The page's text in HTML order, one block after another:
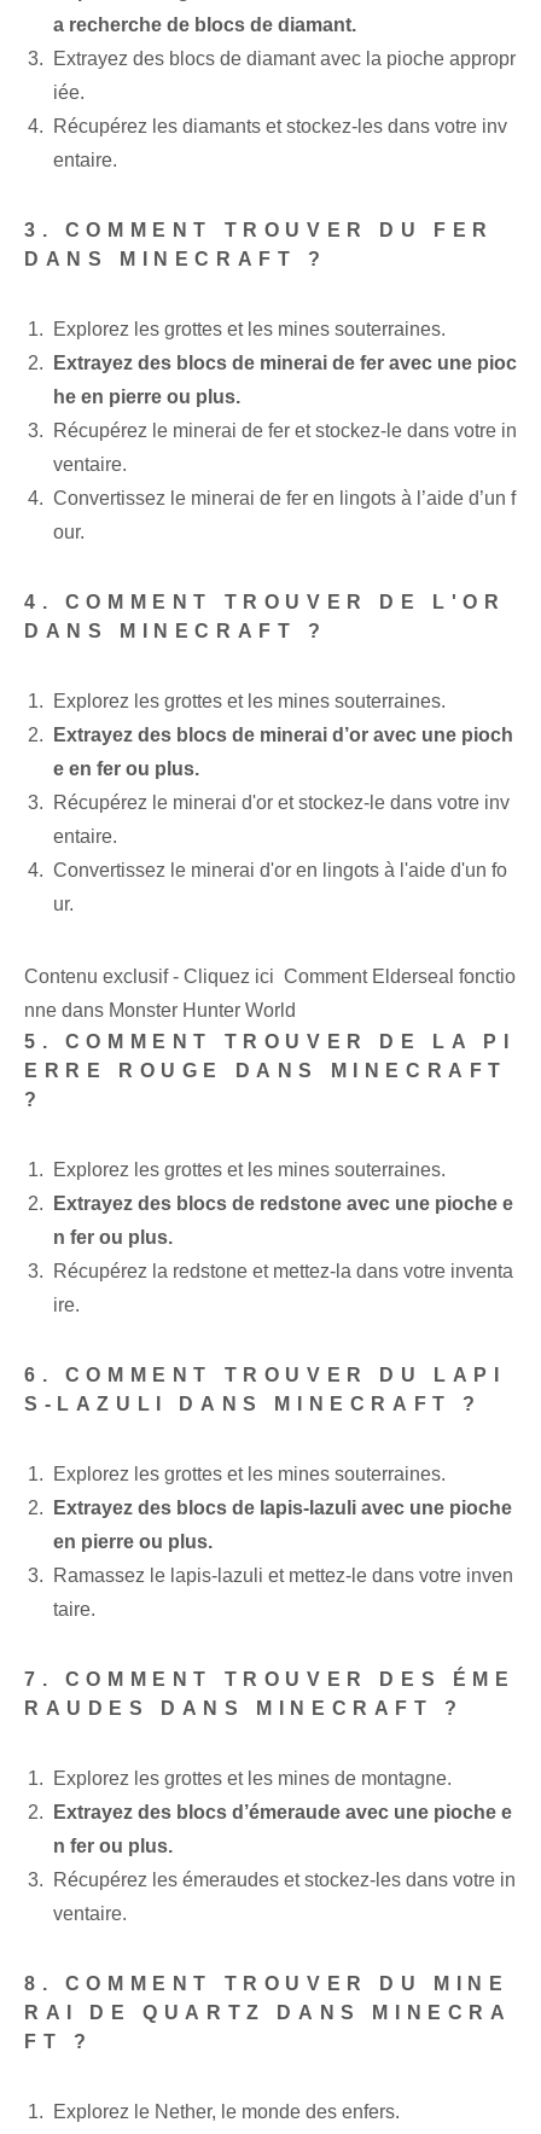
a recherche de blocs de diamant.
Extrayez des blocs de diamant avec la pioche appropr
iée.
Récupérez les diamants et stockez-les dans votre inv
entaire.
3. COMMENT TROUVER DU FER
DANS MINECRAFT ?
Explorez les grottes et les mines souterraines.
Extrayez des blocs de minerai de fer avec une pioc
he en pierre ou plus.
Récupérez le minerai de fer et stockez-le dans votre in
ventaire.
Convertissez le minerai de fer en lingots à l’aide d’un f
our.
4. COMMENT TROUVER DE L'OR
DANS MINECRAFT ?
Explorez les grottes et les mines souterraines.
Extrayez des blocs de minerai d’or avec une pioch
e en fer ou plus.
Récupérez le minerai d'or et stockez-le dans votre inv
entaire.
Convertissez le minerai d'or en lingots à l'aide d'un fo
ur.
Contenu exclusif - Cliquez ici Comment Elderseal fonctio
nne dans Monster Hunter World
5. COMMENT TROUVER DE LA PI
ERRE ROUGE DANS MINECRAFT
?
Explorez les grottes et les mines souterraines.
Extrayez des blocs de redstone avec une pioche e
n fer ou plus.
Récupérez la redstone et mettez-la dans votre inventa
ire.
6. COMMENT TROUVER DU LAPI
S-LAZULI DANS MINECRAFT ?
Explorez les grottes et les mines souterraines.
Extrayez des blocs de lapis-lazuli avec une pioche
en pierre ou plus.
Ramassez le lapis-lazuli et mettez-le dans votre inven
taire.
7. COMMENT TROUVER DES ÉME
RAUDES DANS MINECRAFT ?
Explorez les grottes et les mines de montagne.
Extrayez des blocs d’émeraude avec une pioche e
n fer ou plus.
Récupérez les émeraudes et stockez-les dans votre in
ventaire.
8. COMMENT TROUVER DU MINE
RAI DE QUARTZ DANS MINECRA
FT ?
Explorez le Nether, le monde des enfers.